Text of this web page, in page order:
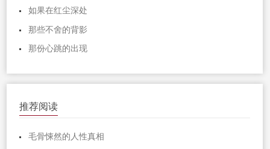
如果在红尘深处
那些不舍的背影
那份心跳的出现
推荐阅读
毛骨悚然的人性真相